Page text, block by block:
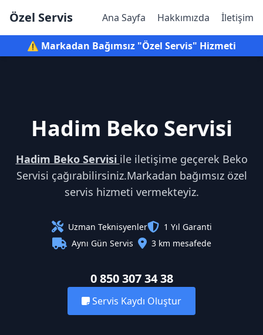
Özel Servis Ana Sayfa Hakkımızda İletişim
⚠️ Markadan Bağımsız "Özel Servis" Hizmeti
Hadim Beko Servisi
Hadim Beko Servisi ile iletişime geçerek Beko
Servisi çağırabilirsiniz.Markadan bağımsız özel
servis hizmeti vermekteyiz.
Uzman Teknisyenler
1 Yıl Garanti
Aynı Gün Servis
3 km mesafede
0 850 307 34 38
Servis Kaydı Oluştur